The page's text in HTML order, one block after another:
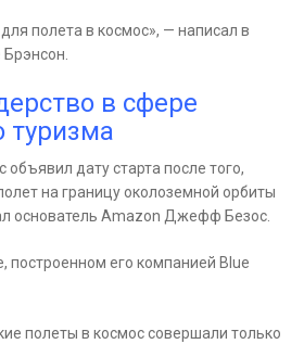
полета в космос», — написал в
в сфере
туризма
объявил дату старта после того,
на границу околоземной орбиты
основатель Amazon Джефф Безос.
построенном его компанией Blue
полеты в космос совершали только